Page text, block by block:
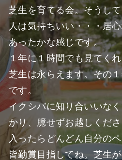
芝生を育てる会。そうし
人は気持ちいい・・・居
あったかな感じです。
１年に１時間でも見てく
芝生は永らえます。その
です。
イクシバに知り合いいな
かり、臆せずお越しくだ
入ったらどんどん自分の
皆勤賞目指してね。芝生